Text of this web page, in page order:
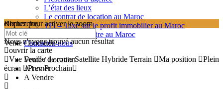
L’état des lieux
Le contrat de location au Maroc
TPI – Taxe sur le profit immobilier au Maroc
Les frais de notaire au Maroc
Contactez-nous
cliquez pour activer le zoom
searching...
Nous n'avons trouvé aucun résultat
ouvrir la carte
Vue Feuille de route Satellite Hybride Terrain Ma position
Plein
écran
Prev Prochain
Recherche
Vente / Location
Vente / Location
A Louer
A Vendre